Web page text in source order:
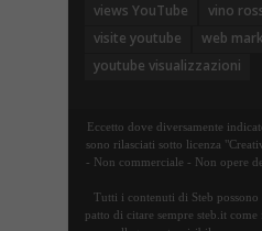
views YouTube
vino
visite youtube
web
youtube visualizzazioni
Eccetto dove diversamente
sono rilasciati sotto licenza
- Non commerciale - Non opere
Tutti i contenuti di Steb possono
patto di citare sempre steb.it